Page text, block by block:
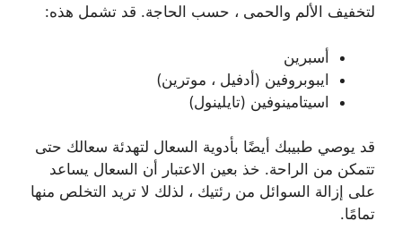
لتخفيف الألم والحمى ، حسب الحاجة. قد تشمل هذه:
أسبرين
ايبوبروفين (أدفيل ، موترين)
اسيتامينوفين (تايلينول)
قد يوصي طبيبك أيضًا بأدوية السعال لتهدئة سعالك حتى
تتمكن من الراحة. خذ بعين الاعتبار أن السعال يساعد
على إزالة السوائل من رئتيك ، لذلك لا تريد التخلص منها
تمامًا.